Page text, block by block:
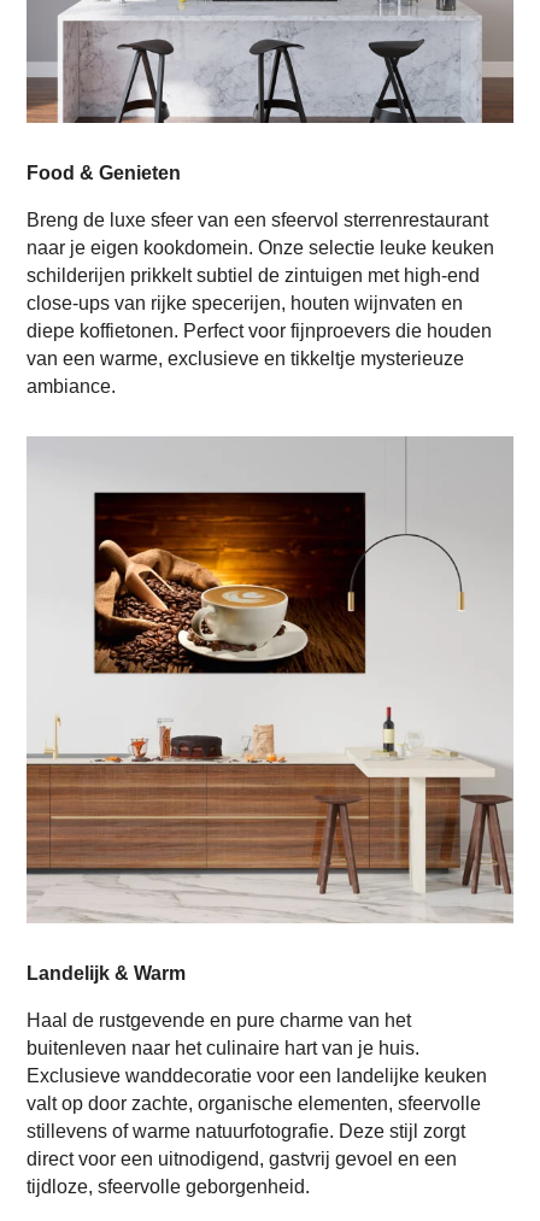
Food & Genieten
Breng de luxe sfeer van een sfeervol sterrenrestaurant
naar je eigen kookdomein. Onze selectie leuke keuken
schilderijen prikkelt subtiel de zintuigen met high-end
close-ups van rijke specerijen, houten wijnvaten en
diepe koffietonen. Perfect voor fijnproevers die houden
van een warme, exclusieve en tikkeltje mysterieuze
ambiance.
Landelijk & Warm
Haal de rustgevende en pure charme van het
buitenleven naar het culinaire hart van je huis.
Exclusieve wanddecoratie voor een landelijke keuken
valt op door zachte, organische elementen, sfeervolle
stillevens of warme natuurfotografie. Deze stijl zorgt
direct voor een uitnodigend, gastvrij gevoel en een
tijdloze, sfeervolle geborgenheid.